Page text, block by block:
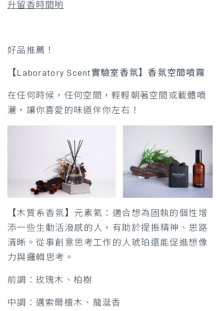
升留香時間喲
好品推薦！
【Laboratory Scent實驗室香氛】香氛空間噴霧
在任何時候，任何空間，輕輕朝著空間或載體噴
灑，讓你喜愛的味道伴你左右！
【木質系香氛】元素氦：適合想為固執的個性增
添一些生動活潑感的人，有助於提振精神、思路
清晰。從事創意思考工作的人琥珀還能促進想像
力與邏輯思考。
前調：玫瑰木、柏樹
中調：邁索爾檀木、龍涎香